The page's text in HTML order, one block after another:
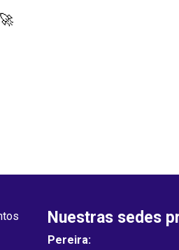
🚀
Nuestras sedes
Pereira: